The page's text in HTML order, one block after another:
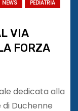
NEWS
PEDIATRIA
VIA
FORZA
dedicata alla
Duchenne